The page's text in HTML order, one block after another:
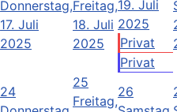
Donnerstag,
17. Juli
2025
Freitag,
18. Juli
2025
19. Juli
2025
Privat
Privat
24
25
Freitag,
26